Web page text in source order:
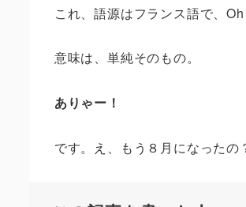
これ、語源はフランス語で、
意味は、単純そのもの。
ありゃー！
です。え、もう８月になった